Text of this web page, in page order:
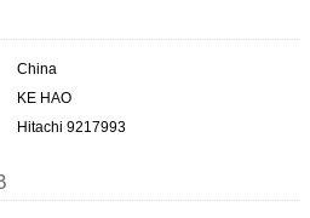
China
KE HAO
Hitachi 9217993